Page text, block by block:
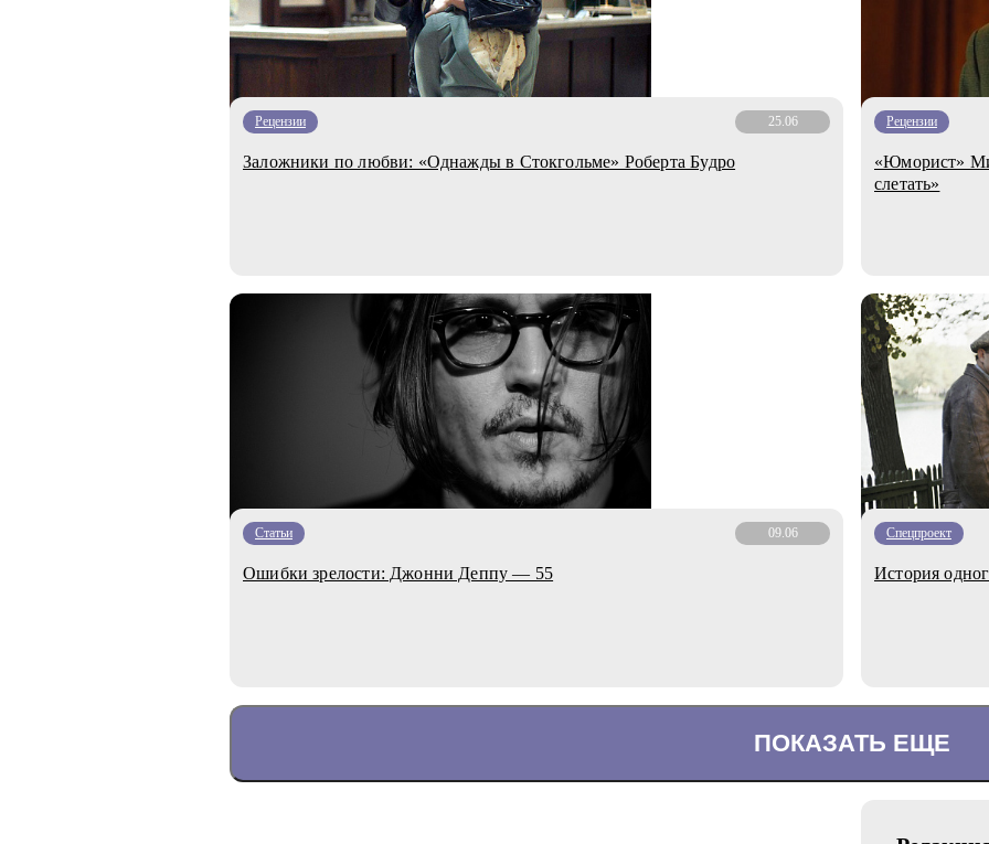
Рецензии 25.06
Заложники по любви: «Однажды в Стокгольме» Роберта Будро
Рецензии
«Юморист»
слетать»
Статьи 09.06
Ошибки зрелости: Джонни Деппу — 55
Спецпроект
История
ПОКАЗАТЬ ЕЩЕ